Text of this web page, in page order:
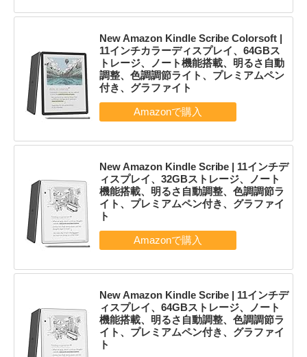
New Amazon Kindle Scribe Colorsoft |
11インチカラーディスプレイ、64GBス
トレージ、ノート機能搭載、明るさ自動
調整、色調調節ライト、プレミアムペン
付き、グラファイト
New Amazon Kindle Scribe | 11インチデ
ィスプレイ、32GBストレージ、ノート
機能搭載、明るさ自動調整、色調調節ラ
イト、プレミアムペン付き、グラファイ
ト
New Amazon Kindle Scribe | 11インチデ
ィスプレイ、64GBストレージ、ノート
機能搭載、明るさ自動調整、色調調節ラ
イト、プレミアムペン付き、グラファイ
ト